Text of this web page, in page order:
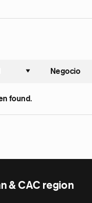
Ordenar
Negocio
found.
& CAC region